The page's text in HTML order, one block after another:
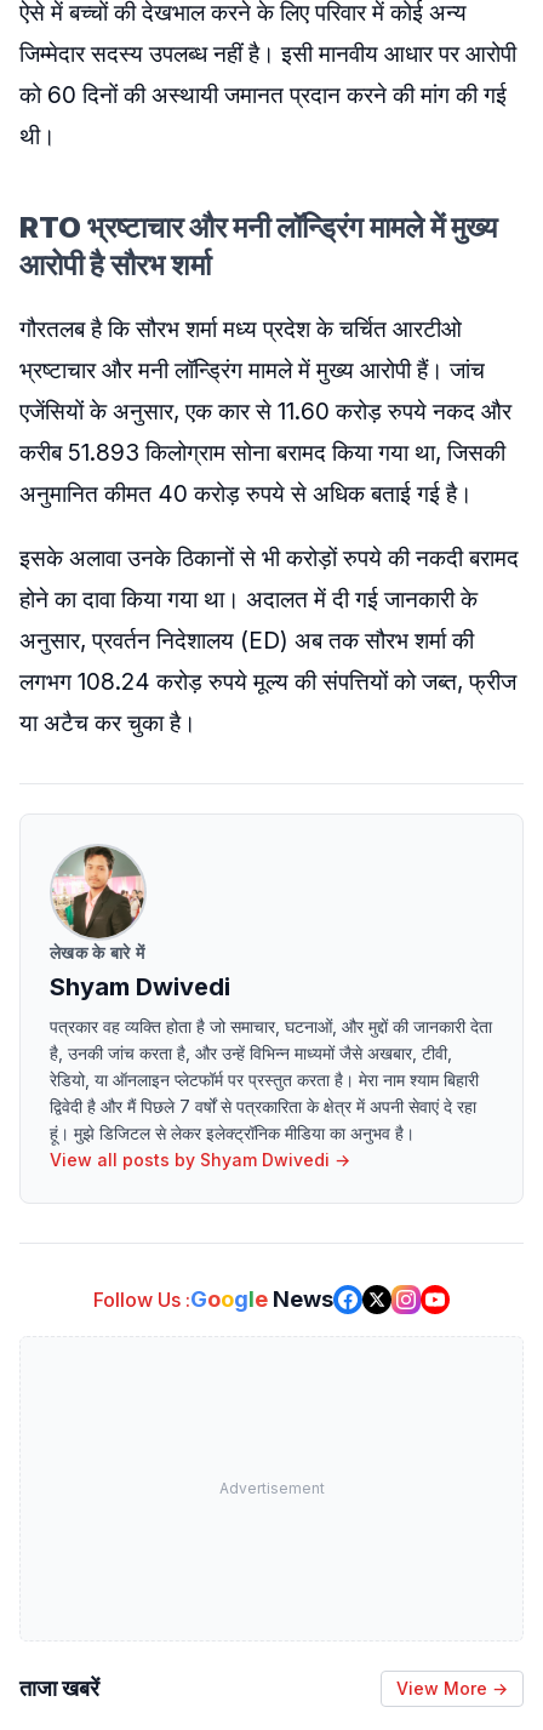
ऐसे में बच्चों की देखभाल करने के लिए परिवार में कोई अन्य
जिम्मेदार सदस्य उपलब्ध नहीं है। इसी मानवीय आधार पर आरोपी
को 60 दिनों की अस्थायी जमानत प्रदान करने की मांग की गई
थी।
RTO भ्रष्टाचार और मनी लॉन्ड्रिंग मामले में मुख्य
आरोपी है सौरभ शर्मा
गौरतलब है कि सौरभ शर्मा मध्य प्रदेश के चर्चित आरटीओ
भ्रष्टाचार और मनी लॉन्ड्रिंग मामले में मुख्य आरोपी हैं। जांच
एजेंसियों के अनुसार, एक कार से 11.60 करोड़ रुपये नकद और
करीब 51.893 किलोग्राम सोना बरामद किया गया था, जिसकी
अनुमानित कीमत 40 करोड़ रुपये से अधिक बताई गई है।
इसके अलावा उनके ठिकानों से भी करोड़ों रुपये की नकदी बरामद
होने का दावा किया गया था। अदालत में दी गई जानकारी के
अनुसार, प्रवर्तन निदेशालय (ED) अब तक सौरभ शर्मा की
लगभग 108.24 करोड़ रुपये मूल्य की संपत्तियों को जब्त, फ्रीज
या अटैच कर चुका है।
लेखक के बारे में
Shyam Dwivedi
पत्रकार वह व्यक्ति होता है जो समाचार, घटनाओं, और मुद्दों की जानकारी देता
है, उनकी जांच करता है, और उन्हें विभिन्न माध्यमों जैसे अखबार, टीवी,
रेडियो, या ऑनलाइन प्लेटफॉर्म पर प्रस्तुत करता है। मेरा नाम श्याम बिहारी
द्विवेदी है और मैं पिछले 7 वर्षों से पत्रकारिता के क्षेत्र में अपनी सेवाएं दे रहा
हूं। मुझे डिजिटल से लेकर इलेक्ट्रॉनिक मीडिया का अनुभव है।
View all posts by Shyam Dwivedi →
Follow Us :Google News
Advertisement
ताजा खबरें View More →